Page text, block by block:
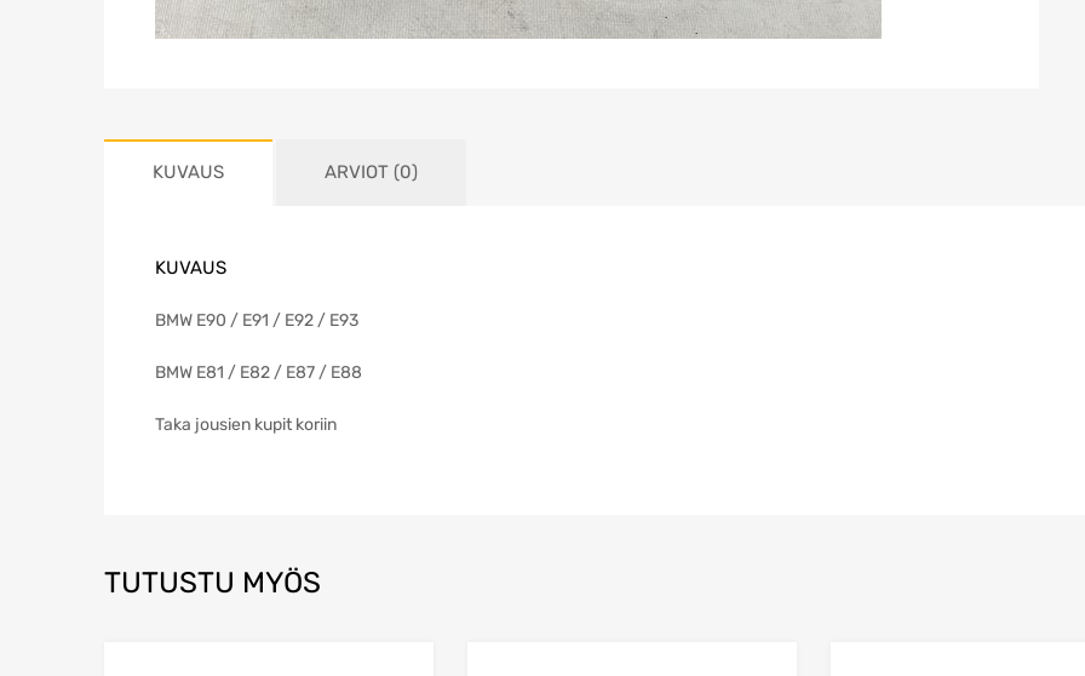
KUVAUS ARVIOT (0)
KUVAUS
BMW E90 / E91 / E92 / E93
BMW E81 / E82 / E87 / E88
Taka jousien kupit koriin
TUTUSTU MYÖS